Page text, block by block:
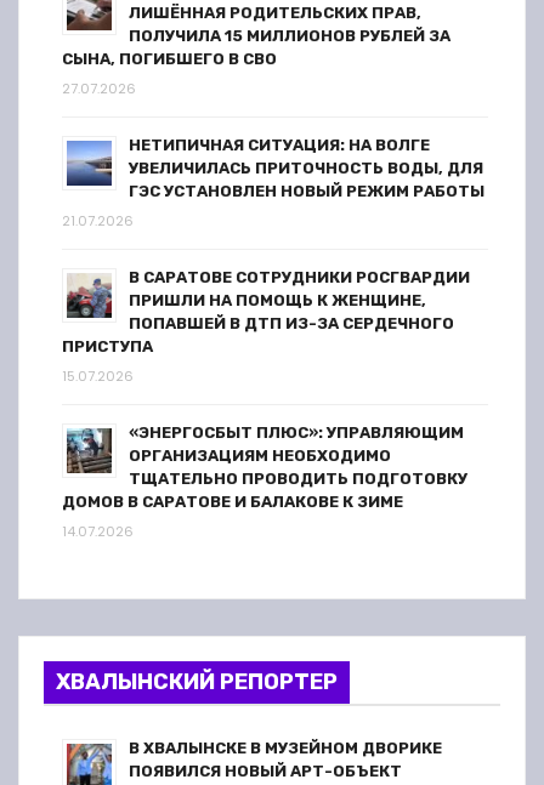
ЛИШЁННАЯ РОДИТЕЛЬСКИХ ПРАВ,
ПОЛУЧИЛА 15 МИЛЛИОНОВ РУБЛЕЙ ЗА
СЫНА, ПОГИБШЕГО В СВО
27.07.2026
НЕТИПИЧНАЯ СИТУАЦИЯ: НА ВОЛГЕ
УВЕЛИЧИЛАСЬ ПРИТОЧНОСТЬ ВОДЫ, ДЛЯ
ГЭС УСТАНОВЛЕН НОВЫЙ РЕЖИМ РАБОТЫ
21.07.2026
В САРАТОВЕ СОТРУДНИКИ РОСГВАРДИИ
ПРИШЛИ НА ПОМОЩЬ К ЖЕНЩИНЕ,
ПОПАВШЕЙ В ДТП ИЗ-ЗА СЕРДЕЧНОГО
ПРИСТУПА
15.07.2026
«ЭНЕРГОСБЫТ ПЛЮС»: УПРАВЛЯЮЩИМ
ОРГАНИЗАЦИЯМ НЕОБХОДИМО
ТЩАТЕЛЬНО ПРОВОДИТЬ ПОДГОТОВКУ
ДОМОВ В САРАТОВЕ И БАЛАКОВЕ К ЗИМЕ
14.07.2026
ХВАЛЫНСКИЙ РЕПОРТЕР
В ХВАЛЫНСКЕ В МУЗЕЙНОМ ДВОРИКЕ
ПОЯВИЛСЯ НОВЫЙ АРТ-ОБЪЕКТ